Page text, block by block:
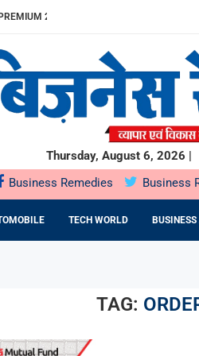
23% बढ़ा
MARGIN...
खुलेगा, 10...
में SOIL HEALTH...
के दौरान...
देगा...
Thursday, August 6, 2026 |
Business Remedies Business
TECH WORLD
TAG: